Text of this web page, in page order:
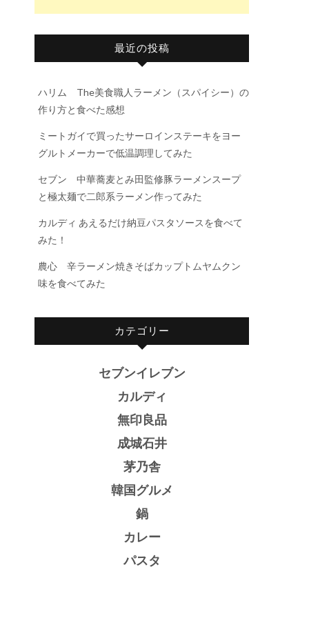
最近の投稿
ハリム The美食職人ラーメン（スパイシー）の
作り方と食べた感想
ミートガイで買ったサーロインステーキをヨー
グルトメーカーで低温調理してみた
セブン 中華蕎麦とみ田監修豚ラーメンスープ
と極太麺で二郎系ラーメン作ってみた
カルディ あえるだけ納豆パスタソースを食べて
みた！
農心 辛ラーメン焼きそばカップトムヤムクン
味を食べてみた
カテゴリー
セブンイレブン
カルディ
無印良品
成城石井
茅乃舎
韓国グルメ
鍋
カレー
パスタ